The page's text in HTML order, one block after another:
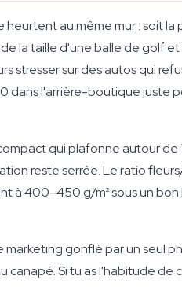
au même mur : soit
la taille d'une balle de golf
stresser sur des autos qui
l'arrière-boutique juste
qui plafonne autour de
reste serrée. Le ratio
à 400–450 g/m² sous un
marketing gonflé par un seul
Si tu as l'habitude de